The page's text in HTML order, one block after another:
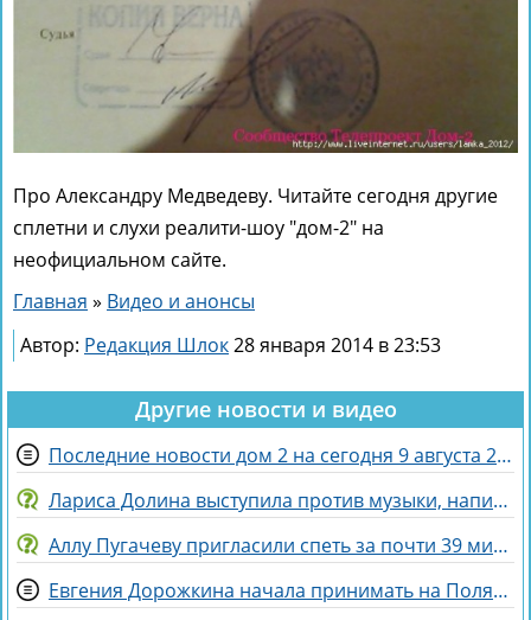
Про Александру Медведеву. Читайте сегодня другие
сплетни и слухи реалити-шоу "дом-2" на
неофициальном сайте.
Главная » Видео и анонсы
Автор: Редакция Шлок28 января 2014 в 23:53
Другие новости и видео
Последние новости дом 2 на сегодня 9 августа 2026
Лариса Долина выступила против музыки, написанной искусственным интеллектом
Аллу Пугачеву пригласили спеть за почти 39 миллионов рублей
Евгения Дорожкина начала принимать на Поляне первых клиенток